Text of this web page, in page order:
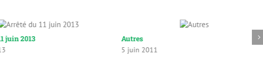
juin 2013 Autres
5 juin 2011